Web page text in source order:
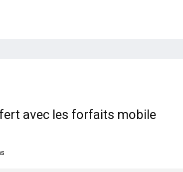
avec les forfaits mobile